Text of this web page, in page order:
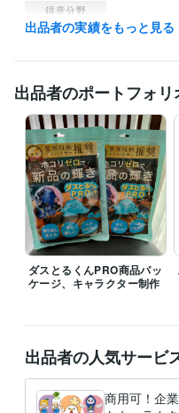
得意分野
イラスト作成・漫画制作 ふ
イラスト アイコン
出品者の実績をもっと見る
出品者のポートフォリ
ダスとるくんPRO商品パッ
ケージ、キャラクター制作
出品者の人気サービ
商用可！企